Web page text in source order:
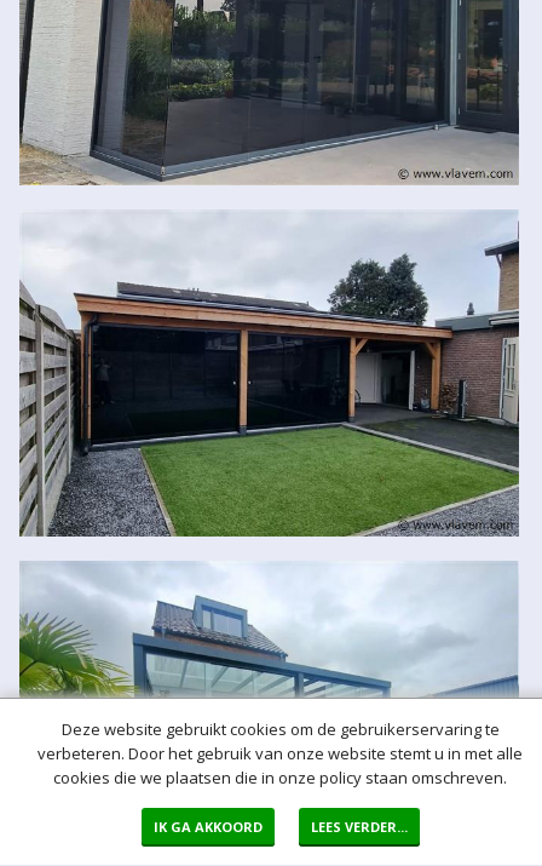
Deze website gebruikt cookies om de gebruikerservaring te
verbeteren. Door het gebruik van onze website stemt u in met alle
cookies die we plaatsen die in onze policy staan omschreven.
IK GA AKKOORD LEES VERDER...